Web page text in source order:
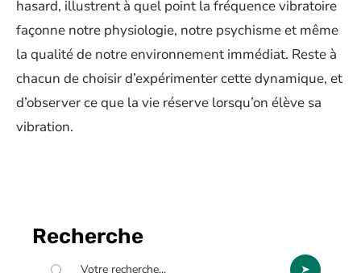
hasard, illustrent à quel point la fréquence vibratoire
façonne notre physiologie, notre psychisme et même
la qualité de notre environnement immédiat. Reste à
chacun de choisir d’expérimenter cette dynamique, et
d’observer ce que la vie réserve lorsqu’on élève sa
vibration.
Recherche